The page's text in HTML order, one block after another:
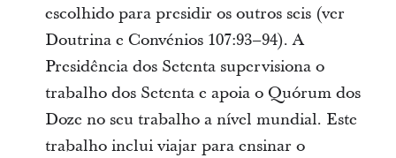
escolhido para presidir os outros seis (ver
Doutrina e Convénios 107:93–94). A
Presidência dos Setenta supervisiona o
trabalho dos Setenta e apoia o Quórum dos
Doze no seu trabalho a nível mundial. Este
trabalho inclui viajar para ensinar o